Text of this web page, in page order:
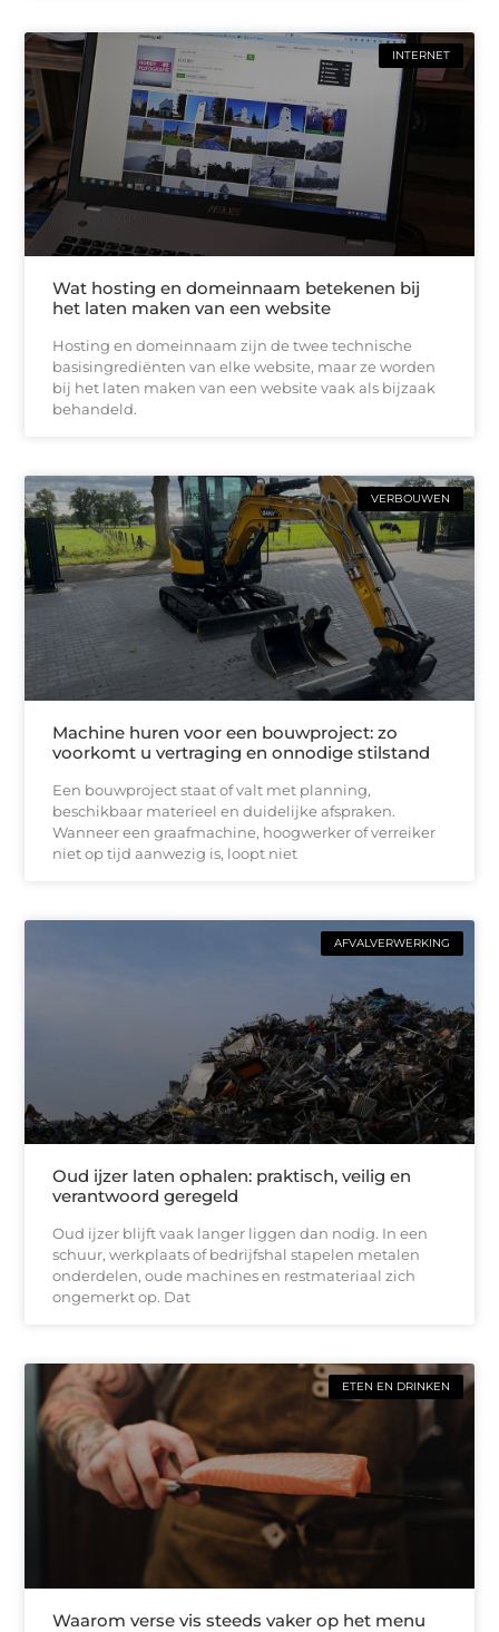
INTERNET
Wat hosting en domeinnaam betekenen bij
het laten maken van een website
Hosting en domeinnaam zijn de twee technische
basisingrediënten van elke website, maar ze worden
bij het laten maken van een website vaak als bijzaak
behandeld.
VERBOUWEN
Machine huren voor een bouwproject: zo
voorkomt u vertraging en onnodige stilstand
Een bouwproject staat of valt met planning,
beschikbaar materieel en duidelijke afspraken.
Wanneer een graafmachine, hoogwerker of verreiker
niet op tijd aanwezig is, loopt niet
AFVALVERWERKING
Oud ijzer laten ophalen: praktisch, veilig en
verantwoord geregeld
Oud ijzer blijft vaak langer liggen dan nodig. In een
schuur, werkplaats of bedrijfshal stapelen metalen
onderdelen, oude machines en restmateriaal zich
ongemerkt op. Dat
ETEN EN DRINKEN
Waarom verse vis steeds vaker op het menu